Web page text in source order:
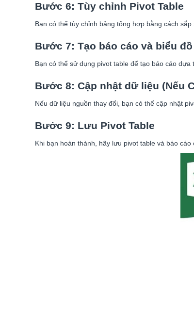
Bước 6: Tùy chỉnh Pivot Table
Bạn có thể tùy chỉnh bảng tổng hợp bằng cách
Bước 7: Tạo báo cáo và biểu đồ
Bạn có thể sử dụng pivot table để tạo báo cáo
Bước 8: Cập nhật dữ liệu (Nếu
Nếu dữ liệu nguồn thay đổi, bạn có thể cập nhật
Bước 9: Lưu Pivot Table
Khi bạn hoàn thành, hãy lưu pivot table và báo